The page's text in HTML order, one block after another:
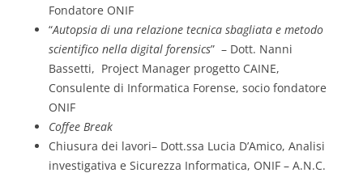
Fondatore ONIF
“Autopsia di una relazione tecnica sbagliata e metodo
scientifico nella digital forensics” – Dott. Nanni
Bassetti, Project Manager progetto CAINE,
Consulente di Informatica Forense, socio fondatore
ONIF
Coffee Break
Chiusura dei lavori– Dott.ssa Lucia D’Amico, Analisi
investigativa e Sicurezza Informatica, ONIF – A.N.C.